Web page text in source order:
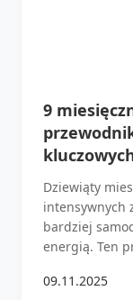
9
Dziewiąty
intensywnych
bardziej
energią. Ten
09.11.2025